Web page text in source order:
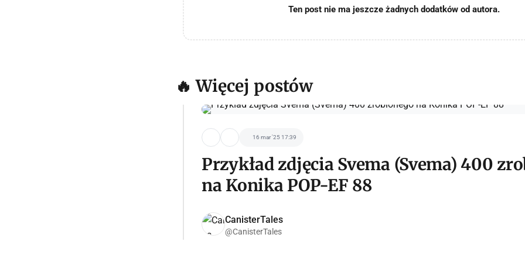
Ten post nie ma jeszcze żadnych dodatków od autora.
🔥 Więcej postów
16 mar '25 17:39
Przykład zdjęcia Svema (Svema) 400
na Konika POP-EF 88
CanisterTales
@CanisterTales